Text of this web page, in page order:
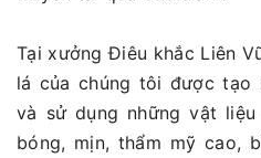
Tại xưởng Điêu khắc Liên
lá của chúng tôi được tạo
và sử dụng những vật
bóng, mịn, thẩm mỹ cao,